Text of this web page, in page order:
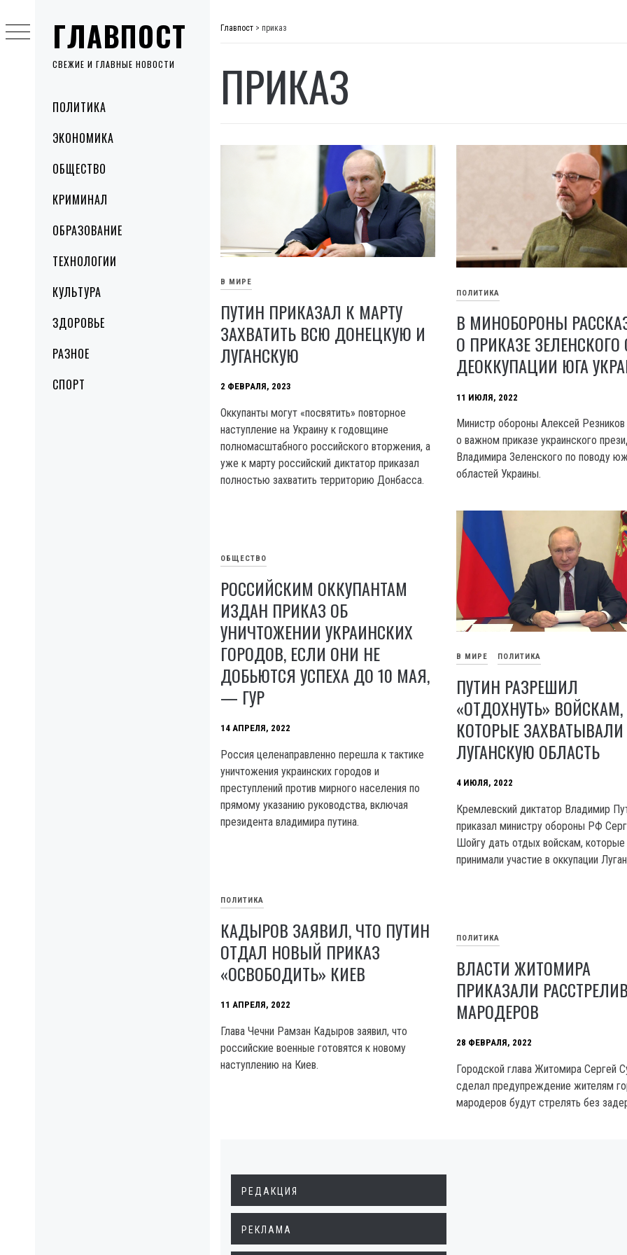
ГЛАВПОСТ
СВЕЖИЕ И ГЛАВНЫЕ НОВОСТИ
MenuПОЛИТИКА
ЭКОНОМИКА
ОБЩЕСТВО
КРИМИНАЛ
ОБРАЗОВАНИЕ
ТЕХНОЛОГИИ
КУЛЬТУРА
ЗДОРОВЬЕ
РАЗНОЕ
СПОРТ
to
content
Главпост > приказ
ПРИКАЗ
В МИРЕ
ПУТИН ПРИКАЗАЛ К МАРТУ
ЗАХВАТИТЬ ВСЮ ДОНЕЦКУЮ И
ЛУГАНСКУЮ
2 ФЕВРАЛЯ, 2023
Оккупанты могут «посвятить» повторное
наступление на Украину к годовщине
полномасштабного российского вторжения, а
уже к марту российский диктатор приказал
полностью захватить территорию Донбасса.
ПОЛИТИКА
В МИНОБОРОНЫ
О ПРИКАЗЕ ЗЕЛЕНСКОГО
ДЕОККУПАЦИИ ЮГА
11 ИЮЛЯ, 2022
Министр обороны Алексей
о важном приказе украинского
Владимира Зеленского по поводу
областей Украины.
В МИРЕ ПОЛИТИКА
ПУТИН РАЗРЕШИЛ
«ОТДОХНУТЬ» ВОЙСКАМ,
КОТОРЫЕ ЗАХВАТЫВАЛИ
ЛУГАНСКУЮ ОБЛАСТЬ
4 ИЮЛЯ, 2022
Кремлевский диктатор Владимир
приказал министру обороны РФ
Шойгу дать отдых войскам, которые
принимали участие в оккупации
ОБЩЕСТВО
РОССИЙСКИМ ОККУПАНТАМ
ИЗДАН ПРИКАЗ ОБ
УНИЧТОЖЕНИИ УКРАИНСКИХ
ГОРОДОВ, ЕСЛИ ОНИ НЕ
ДОБЬЮТСЯ УСПЕХА ДО 10 МАЯ,
— ГУР
14 АПРЕЛЯ, 2022
Россия целенаправленно перешла к тактике
уничтожения украинских городов и
преступлений против мирного населения по
прямому указанию руководства, включая
президента владимира путина.
ПОЛИТИКА
КАДЫРОВ ЗАЯВИЛ, ЧТО ПУТИН
ОТДАЛ НОВЫЙ ПРИКАЗ
«ОСВОБОДИТЬ» КИЕВ
11 АПРЕЛЯ, 2022
Глава Чечни Рамзан Кадыров заявил, что
российские военные готовятся к новому
наступлению на Киев.
ПОЛИТИКА
ВЛАСТИ ЖИТОМИРА
ПРИКАЗАЛИ
МАРОДЕРОВ
28 ФЕВРАЛЯ, 2022
Городской глава Житомира Сергей
сделал предупреждение жителям
мародеров будут стрелять без
РЕДАКЦИЯ
РЕКЛАМА